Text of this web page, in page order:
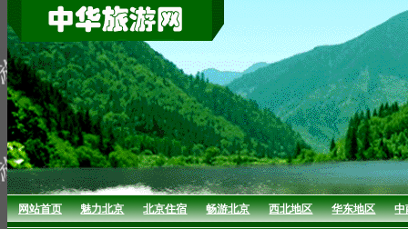
网站首页 魅力北京 北京住宿 畅游北京 西北地区 华东地区 中